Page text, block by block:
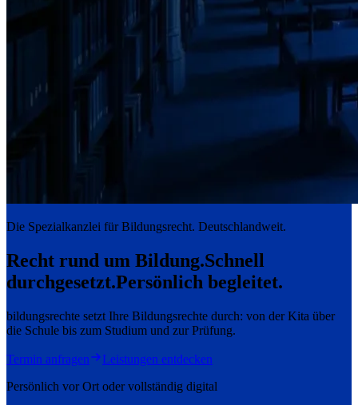
Die Spezialkanzlei für Bildungsrecht. Deutschlandweit.
Recht rund um Bildung.Schnell
durchgesetzt.Persönlich begleitet.
bildungsrechte setzt Ihre Bildungsrechte durch: von der Kita über
die Schule bis zum Studium und zur Prüfung.
Termin anfragen
Leistungen entdecken
Persönlich vor Ort oder vollständig digital